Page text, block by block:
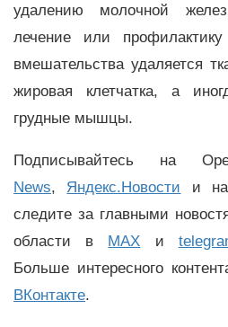
удалению молочной
лечение или
вмешательства удаляется
жировая клетчатка, а
грудные мышцы.
Подписывайтесь на
News, Яндекс.Новости и
следите за главными
области в MAX и
Больше интересного
ВКонтакте.